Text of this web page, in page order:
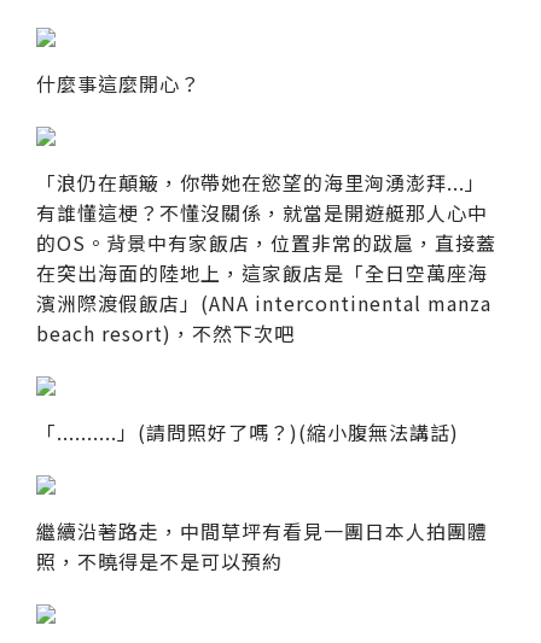
什麼事這麼開心？
「浪仍在顛簸，你帶她在慾望的海里洶湧澎拜...」
有誰懂這梗？不懂沒關係，就當是開遊艇那人心中
的OS。背景中有家飯店，位置非常的跋扈，直接蓋
在突出海面的陸地上，這家飯店是「全日空萬座海
濱洲際渡假飯店」(ANA intercontinental manza
beach resort)，不然下次吧
「..........」(請問照好了嗎？)(縮小腹無法講話)
繼續沿著路走，中間草坪有看見一團日本人拍團體
照，不曉得是不是可以預約